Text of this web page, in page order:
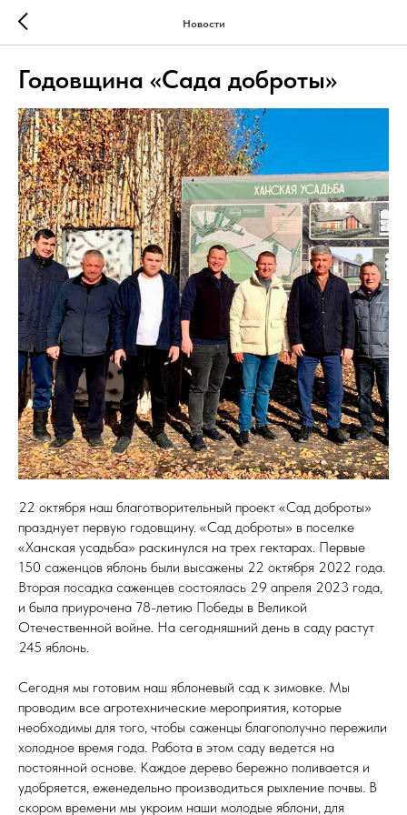
Новости
Годовщина «Сада доброты»
22 октября наш благотворительный проект «Сад доброты»
празднует первую годовщину. «Сад доброты» в поселке
«Ханская усадьба» раскинулся на трех гектарах. Первые
150 саженцов яблонь были высажены 22 октября 2022 года.
Вторая посадка саженцев состоялась 29 апреля 2023 года,
и была приурочена 78-летию Победы в Великой
Отечественной войне. На сегодняшний день в саду растут
245 яблонь.
Сегодня мы готовим наш яблоневый сад к зимовке. Мы
проводим все агротехнические мероприятия, которые
необходимы для того, чтобы саженцы благополучно пережили
холодное время года. Работа в этом саду ведется на
постоянной основе. Каждое дерево бережно поливается и
удобряется, еженедельно производиться рыхление почвы. В
скором времени мы укроим наши молодые яблони, для